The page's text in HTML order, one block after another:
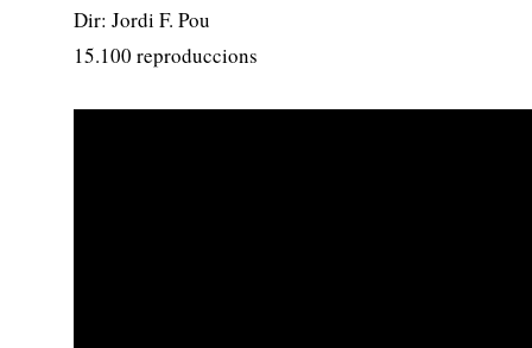
Dir: Jordi F. Pou
15.100 reproduccions